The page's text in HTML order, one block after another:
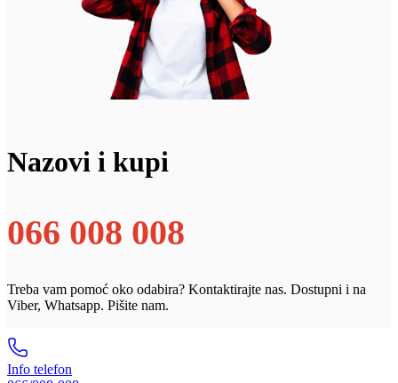
Nazovi i kupi
066 008 008
Treba vam pomoć oko odabira? Kontaktirajte nas. Dostupni i na
Viber, Whatsapp. Pišite nam.
Info telefon